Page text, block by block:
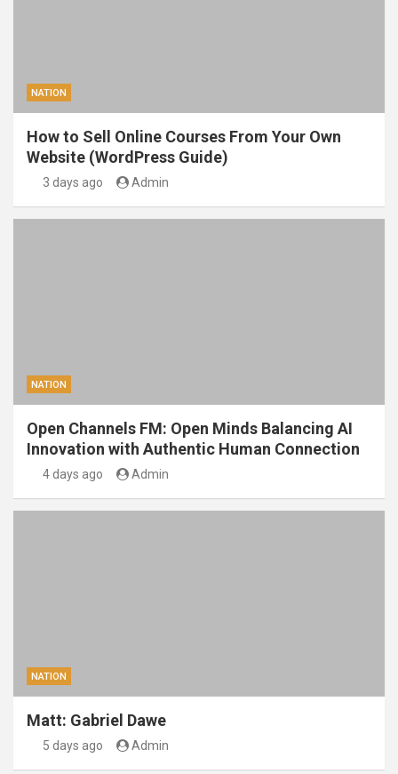
NATION
How to Sell Online Courses From Your Own
Website (WordPress Guide)
3 days ago Admin
NATION
Open Channels FM: Open Minds Balancing AI
Innovation with Authentic Human Connection
4 days ago Admin
NATION
Matt: Gabriel Dawe
5 days ago Admin